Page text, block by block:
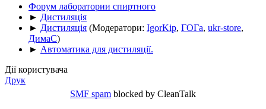
Форум лаборатории спиртного
► Дистиляція
► Дистиляція (Модератори: IgorKip, ГОГа, ukr-store,
ДимаС)
► Автоматика для дистиляції.
Дії користувача
Друк
SMF spam blocked by CleanTalk